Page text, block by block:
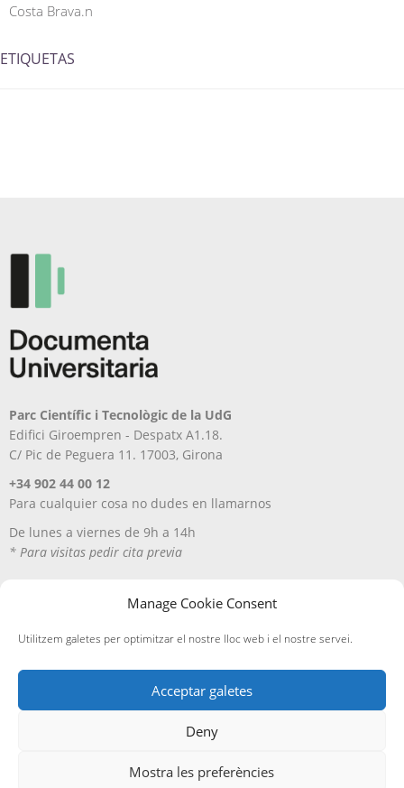
Manage Cookie Consent
Utilitzem galetes per optimitzar el nostre lloc web i el nostre servei.
Acceptar galetes
Deny
Mostra les preferències
Costa Brava.n
ETIQUETAS
Parc Científic i Tecnològic de la UdG
Edifici Giroempren - Despatx A1.18.
C/ Pic de Peguera 11. 17003, Girona
+34 902 44 00 12
Para cualquier cosa no dudes en llamarnos
De lunes a viernes de 9h a 14h
* Para visitas pedir cita previa
Política de privacitat